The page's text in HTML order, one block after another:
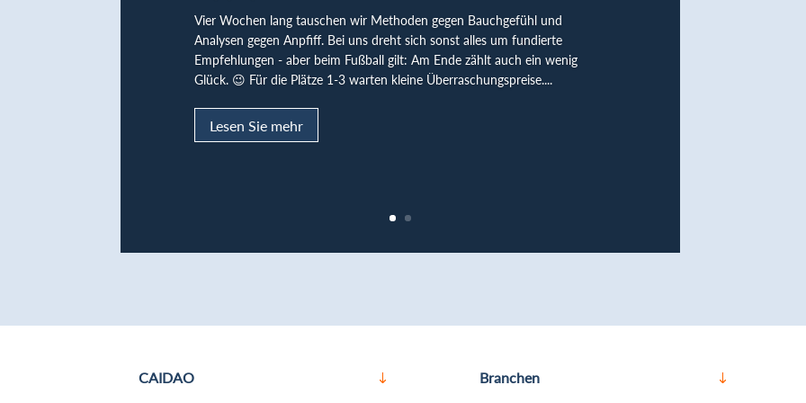
Vier Wochen lang tauschen wir Methoden gegen Bauchgefühl und
Analysen gegen Anpfiff. Bei uns dreht sich sonst alles um fundierte
Empfehlungen - aber beim Fußball gilt: Am Ende zählt auch ein wenig
Glück. 😉 Für die Plätze 1-3 warten kleine Überraschungspreise....
Lesen Sie mehr
CAIDAO Branchen